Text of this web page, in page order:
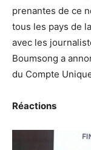
prenantes de ce
tous les pays de
avec les
Boumsong a
du Compte
Réactions